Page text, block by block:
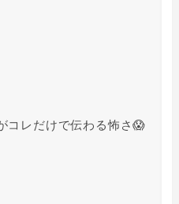
コレだけで伝わる怖さ😱